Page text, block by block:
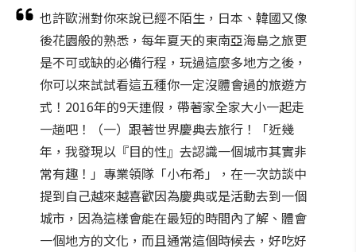
也許歐洲對你來說已經不陌生，日本、韓國又像
後花園般的熟悉，每年夏天的東南亞海島之旅更
是不可或缺的必備行程，玩過這麼多地方之後，
你可以來試試看這五種你一定沒體會過的旅遊方
式！2016年的9天連假，帶著家全家大小一起走
一趟吧！（一）跟著世界慶典去旅行！「近幾
年，我發現以『目的性』去認識一個城市其實非
常有趣！」專業領隊「小布希」，在一次訪談中
提到自己越來越喜歡因為慶典或是活動去到一個
城市，因為這樣會能在最短的時間內了解、體會
一個地方的文化，而且通常這個時候去，好吃好